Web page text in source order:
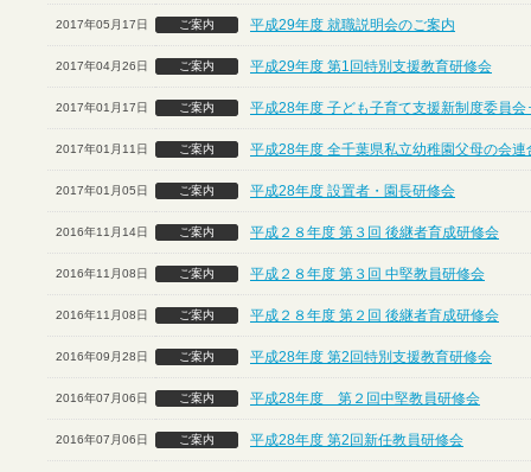
2017年05月17日 ご案内 平成29年度 就職説明会のご案内
2017年04月26日 ご案内 平成29年度 第1回特別支援教育研修会
2017年01月17日 ご案内 平成28年度 子ども子育て支援新制度委員
2017年01月11日 ご案内 平成28年度 全千葉県私立幼稚園父母の会
2017年01月05日 ご案内 平成28年度 設置者・園長研修会
2016年11月14日 ご案内 平成２８年度 第３回 後継者育成研修会
2016年11月08日 ご案内 平成２８年度 第３回 中堅教員研修会
2016年11月08日 ご案内 平成２８年度 第２回 後継者育成研修会
2016年09月28日 ご案内 平成28年度 第2回特別支援教育研修会
2016年07月06日 ご案内 平成28年度 第２回中堅教員研修会
2016年07月06日 ご案内 平成28年度 第2回新任教員研修会